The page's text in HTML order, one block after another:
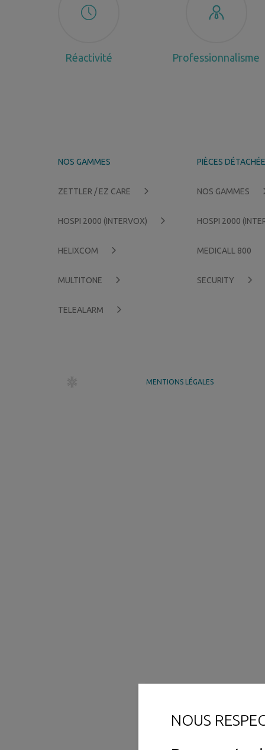
Réactivité Professionnalisme
NOS GAMMES
ZETTLER / EZ CARE
HOSPI 2000 (INTERVOX)
HELIXCOM
MULTITONE
TELEALARM
PIÈCES
NOS GAMMES
HOSPI 2000
MEDICALL 800
SECURITY
MENTIONS LÉGALES
NOUS